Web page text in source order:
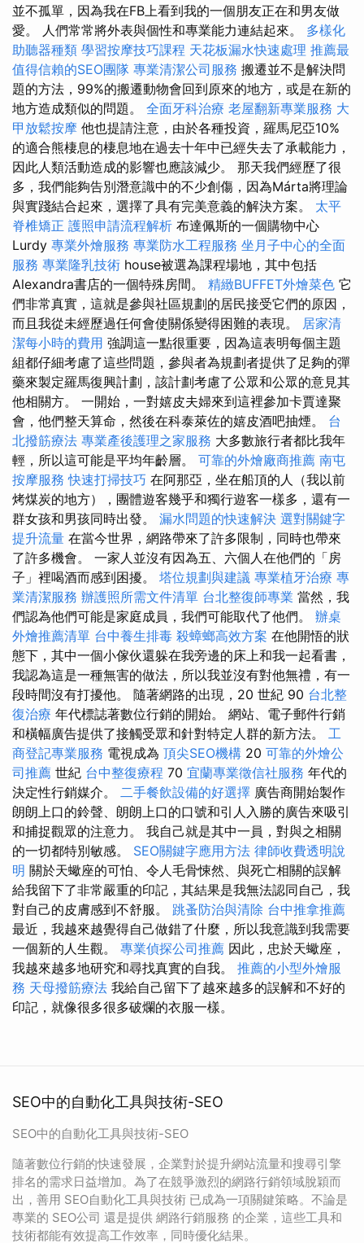
並不孤單，因為我在FB上看到我的一個朋友正在和男友做
愛。 人們常常將外表與個性和專業能力連結起來。 多樣化
助聽器種類 學習按摩技巧課程 天花板漏水快速處理 推薦最
值得信賴的SEO團隊 專業清潔公司服務 搬遷並不是解決問
題的方法，99%的搬遷動物會回到原來的地方，或是在新的
地方造成類似的問題。 全面牙科治療 老屋翻新專業服務 大
甲放鬆按摩 他也提請注意，由於各種投資，羅馬尼亞10%
的適合熊棲息的棲息地在過去十年中已經失去了承載能力，
因此人類活動造成的影響也應該減少。 那天我們經歷了很
多，我們能夠告別潛意識中的不少創傷，因為Márta將理論
與實踐結合起來，選擇了具有完美意義的解決方案。 太平
脊椎矯正 護照申請流程解析 布達佩斯的一個購物中心
Lurdy 專業外燴服務 專業防水工程服務 坐月子中心的全面
服務 專業隆乳技術 house被選為課程場地，其中包括
Alexandra書店的一個特殊房間。 精緻BUFFET外燴菜色 它
們非常真實，這就是參與社區規劃的居民接受它們的原因，
而且我從未經歷過任何會使關係變得困難的表現。 居家清
潔每小時的費用 強調這一點很重要，因為這表明每個主題
組都仔細考慮了這些問題，參與者為規劃者提供了足夠的彈
藥來製定羅馬復興計劃，該計劃考慮了公眾和公眾的意見其
他相關方。 一開始，一對嬉皮夫婦來到這裡參加卡賈達聚
會，他們整天算命，然後在科泰萊佐的嬉皮酒吧抽煙。 台
北撥筋療法 專業產後護理之家服務 大多數旅行者都比我年
輕，所以這可能是平均年齡層。 可靠的外燴廠商推薦 南屯
按摩服務快速打掃技巧 在阿那亞，坐在船頂的人（我以前
烤煤炭的地方），團體遊客幾乎和獨行遊客一樣多，還有一
群女孩和男孩同時出發。 漏水問題的快速解決 選對關鍵字
提升流量 在當今世界，網路帶來了許多限制，同時也帶來
了許多機會。 一家人並沒有因為五、六個人在他們的「房
子」裡喝酒而感到困擾。 塔位規劃與建議 專業植牙治療 專
業清潔服務 辦護照所需文件清單 台北整復師專業 當然，我
們認為他們可能是家庭成員，我們可能取代了他們。 辦桌
外燴推薦清單 台中養生排毒 殺蟑螂高效方案 在他開悟的狀
態下，其中一個小傢伙還躲在我旁邊的床上和我一起看書，
我認為這是一種無害的做法，所以我並沒有對他無禮，有一
段時間沒有打擾他。 隨著網路的出現，20 世紀 90 台北整
復治療 年代標誌著數位行銷的開始。 網站、電子郵件行銷
和橫幅廣告提供了接觸受眾和針對特定人群的新方法。 工
商登記專業服務 電視成為 頂尖SEO機構 20 可靠的外燴公
司推薦 世紀 台中整復療程 70 宜蘭專業徵信社服務 年代的
決定性行銷媒介。 二手餐飲設備的好選擇 廣告商開始製作
朗朗上口的鈴聲、朗朗上口的口號和引人入勝的廣告來吸引
和捕捉觀眾的注意力。 我自己就是其中一員，對與之相關
的一切都特別敏感。 SEO關鍵字應用方法 律師收費透明說
明 關於天蠍座的可怕、令人毛骨悚然、與死亡相關的誤解
給我留下了非常嚴重的印記，其結果是我無法認同自己，我
對自己的皮膚感到不舒服。 跳蚤防治與清除 台中推拿推薦
最近，我越來越覺得自己做錯了什麼，所以我意識到我需要
一個新的人生觀。 專業偵探公司推薦 因此，忠於天蠍座，
我越來越多地研究和尋找真實的自我。 推薦的小型外燴服
務 天母撥筋療法 我給自己留下了越來越多的誤解和不好的
印記，就像很多很多破爛的衣服一樣。
SEO中的自動化工具與技術-SEO
SEO中的自動化工具與技術-SEO
隨著數位行銷的快速發展，企業對於提升網站流量和搜尋引擎
排名的需求日益增加。為了在競爭激烈的網路行銷領域脫穎而
出，善用 SEO自動化工具與技術 已成為一項關鍵策略。不論是
專業的 SEO公司 還是提供 網路行銷服務 的企業，這些工具和
技術都能有效提高工作效率，同時優化結果。